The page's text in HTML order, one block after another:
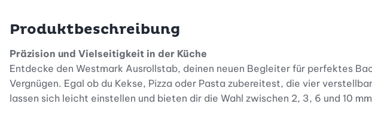
Produktbeschreibung
Präzision und Vielseitigkeit in der Küche
Entdecke den Westmark Ausrollstab, deinen neuen Begleiter für perfektes
Vergnügen. Egal ob du Kekse, Pizza oder Pasta zubereitest, die vier
lassen sich leicht einstellen und bieten dir die Wahl zwischen 2, 3, 6 und 10